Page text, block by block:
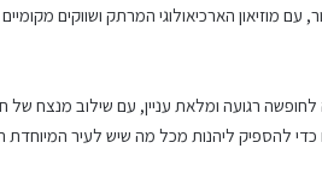
עם מוזיאון הארכיאולוגי המרתק ושווקים
רגועה ומלאת עניין, עם שילוב מנצח של